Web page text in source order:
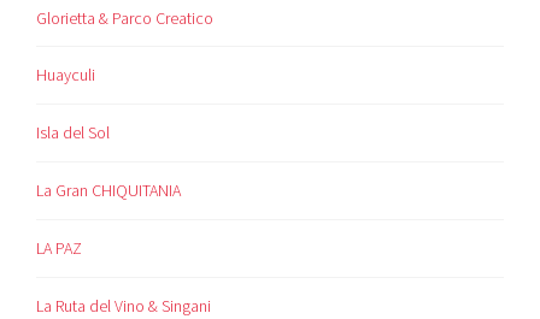
Glorietta & Parco Creatico
Huayculi
Isla del Sol
La Gran CHIQUITANIA
LA PAZ
La Ruta del Vino & Singani